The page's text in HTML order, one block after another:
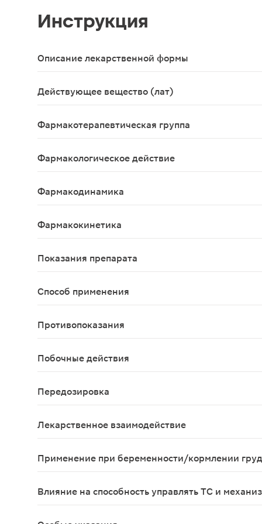
Инструкция
Описание лекарственной формы
Капли для приема внутрь в виде прозрачного,
Действующее вещество (лат)
Фармакотерапевтическая группа
Фармакологическое действие
Фармакодинамика
Фармакокинетика
После приема внутрь не всасывается из
Показания препарата
Запоры, обусловленные гипотонией и вялой
Способ применения
Противопоказания
Кишечная непроходимость, ущемленная грыжа,
Побочные действия
Диарея, абдоминальные боли, обезвоживание,
Передозировка
Лекарственное взаимодействие
Применение при беременности/кормлении
Влияние на способность управлять ТС и